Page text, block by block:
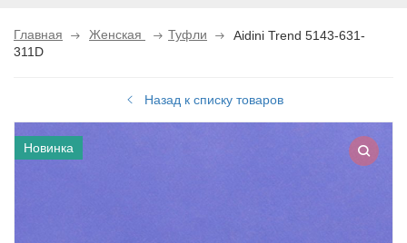
Главная Женская Туфли
Aidini Trend 5143-631-
311D
Назад к списку товаров